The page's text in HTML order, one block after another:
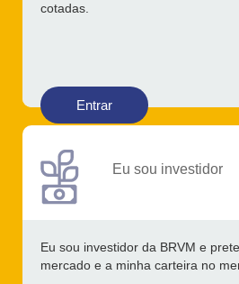
cotadas.
Entrar
Eu sou investidor
Eu sou investidor da BRVM e
mercado e a minha carteira no